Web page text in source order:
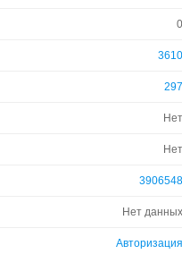
0
3610
297
Нет
Нет
3906548
Нет данных
Авторизация